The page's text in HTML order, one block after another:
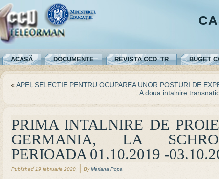
ACASĂ DOCUMENTE REVISTA CCD_TR BUGET
« APEL SELECȚIE PENTRU OCUPAREA UNOR POSTURI DE
A doua intalnire
PRIMA INTALNIRE DE
GERMANIA, LA
PERIOADA 01.10.2019 -
Published 19 februarie 2020 By Mariana Popa